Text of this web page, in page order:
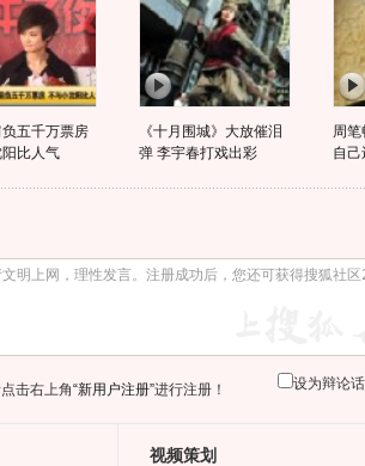
五千万票房
比人气
《十月围城》大放催泪
弹 李宇春打戏出彩
周
自
击右上角“新用户注册”进行注册！ 设为辩论
视频策划